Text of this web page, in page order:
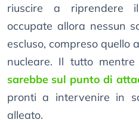
riuscire a riprendere
occupate allora nessun
escluso, compreso quello
nucleare. Il tutto
sarebbe sul punto di
pronti a intervenire in
alleato.